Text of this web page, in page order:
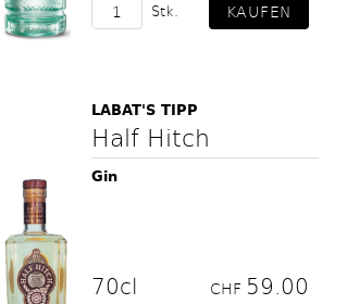
Stk.
LABAT'S TIPP
Half Hitch
Gin
70cl CHF 59.00